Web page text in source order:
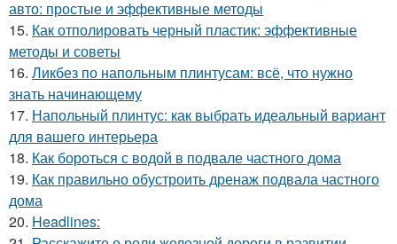
авто: простые и эффективные методы
15. Как отполировать черный пластик: эффективные
методы и советы
16. Ликбез по напольным плинтусам: всё, что нужно
знать начинающему
17. Напольный плинтус: как выбрать идеальный вариант
для вашего интерьера
18. Как бороться с водой в подвале частного дома
19. Как правильно обустроить дренаж подвала частного
дома
20. Headlines: